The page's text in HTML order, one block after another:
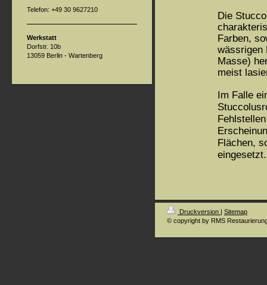
Telefon: +49 30 9627210
Werkstatt
Dorfstr. 10b
13059 Berlin - Wartenberg
Die
Farben,
wässrigen
Masse)
meist
Im Falle
Flächen,
eingesetzt.
Druckversion | Sitemap
© copyright by RMS